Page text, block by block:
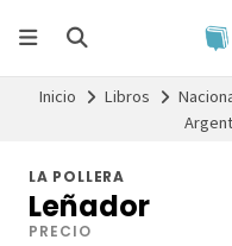
Inicio Libros
LA POLLERA
Leñador
PRECIO